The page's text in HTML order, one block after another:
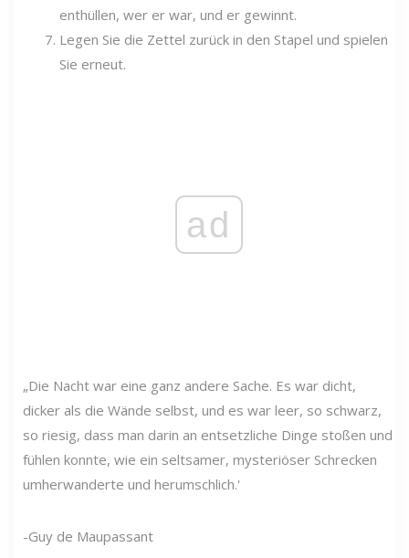
enthüllen, wer er war, und er gewinnt.
Legen Sie die Zettel zurück in den Stapel und spielen
Sie erneut.
ad
„Die Nacht war eine ganz andere Sache. Es war dicht,
dicker als die Wände selbst, und es war leer, so schwarz,
so riesig, dass man darin an entsetzliche Dinge stoßen und
fühlen konnte, wie ein seltsamer, mysteriöser Schrecken
umherwanderte und herumschlich.'
-Guy de Maupassant